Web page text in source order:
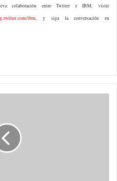
colaboración entre Twitter e IBM, visite
ibm, y siga la conversación en